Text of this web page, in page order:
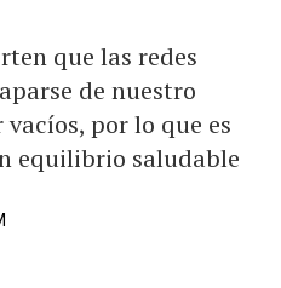
que las redes
de nuestro
por lo que es
equilibrio saludable